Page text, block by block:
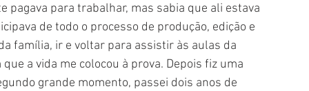
pagava para trabalhar, mas sabia que ali estava
de todo o processo de produção, edição e
família, ir e voltar para assistir às aulas da
a vida me colocou à prova. Depois fiz uma
grande momento, passei dois anos de